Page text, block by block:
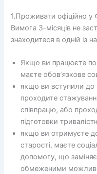
1.Проживати офіційно у
Вимога 3-місяців не
знаходитеся в одній із
Якщо ви працюєте
маєте обов’язкове
якщо ви вступили до
проходите
співпрацю, або
підготовки
якщо ви отримуєте
старості, маєте
допомогу, що
обмеженими